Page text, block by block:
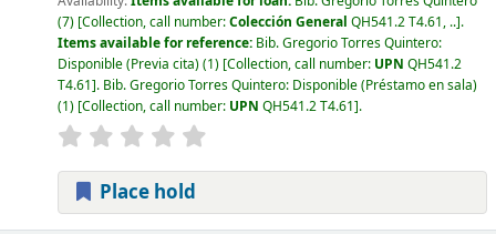
(7) Collection, call number:Colección General QH541.2 T4.61, .. .
Items available for reference: Bib. Gregorio Torres Quintero:
Disponible (Previa cita)(1) Collection, call number: UPN QH541.2
T4.61 . Bib. Gregorio Torres Quintero: Disponible (Préstamo en sala)
(1) Collection, call number: UPN QH541.2 T4.61 .
Place hold